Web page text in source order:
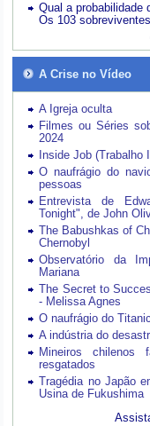
Qual a probabilidade
Os 103
A Crise no Vídeo
A Igreja oculta
Filmes ou Séries
2024
Inside Job (Trabalho
O naufrágio do
pessoas
Entrevista de
Tonight", de John
The Babushkas of
Chernobyl
Observatório da
Mariana
The Secret to
- Melissa Agnes
O naufrágio do
A indústria do
Mineiros chilenos
resgatados
Tragédia no Japão
Usina de Fukushima